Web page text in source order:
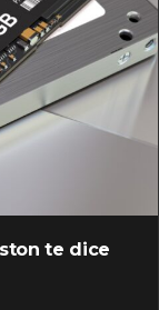
te dice